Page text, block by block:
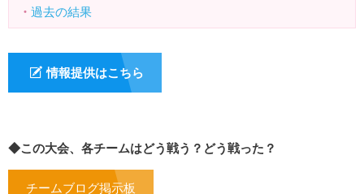
・ 過去の結果
情報提供はこちら
◆この大会、各チームはどう戦う？どう戦った？
チームブログ掲示板